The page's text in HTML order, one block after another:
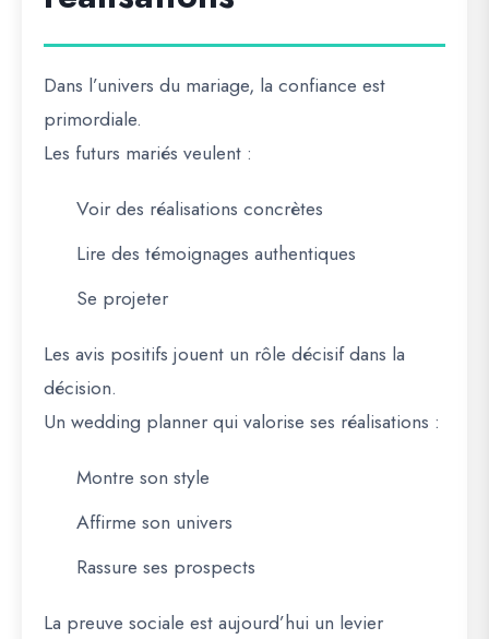
Dans l’univers du mariage, la confiance est
primordiale.
Les futurs mariés veulent :
Voir des réalisations concrètes
Lire des témoignages authentiques
Se projeter
Les avis positifs jouent un rôle décisif dans la
décision.
Un wedding planner qui valorise ses réalisations :
Montre son style
Affirme son univers
Rassure ses prospects
La preuve sociale est aujourd’hui un levier